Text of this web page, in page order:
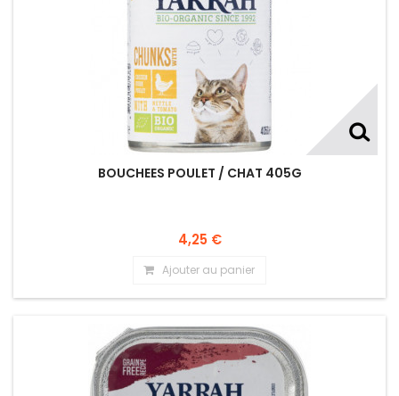
BOUCHEES POULET / CHAT 405G
4,25 €
Ajouter au panier